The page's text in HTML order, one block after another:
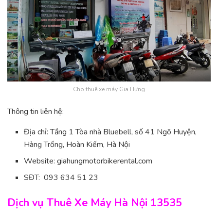
Cho thuê xe máy Gia Hưng
Thông tin liên hệ:
Địa chỉ: Tầng 1 Tòa nhà Bluebell, số 41 Ngõ Huyện,
Hàng Trống, Hoàn Kiếm, Hà Nội
Website: giahungmotorbikerental.com
SĐT: 093 634 51 23
Dịch vụ Thuê Xe Máy Hà Nội 13535